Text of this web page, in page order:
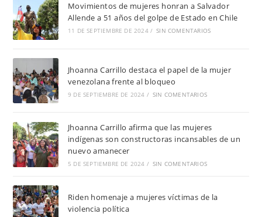
Movimientos de mujeres honran a Salvador
Allende a 51 años del golpe de Estado en Chile
11 DE SEPTIEMBRE DE 2024 / SIN COMENTARIOS
Jhoanna Carrillo destaca el papel de la mujer
venezolana frente al bloqueo
9 DE SEPTIEMBRE DE 2024 / SIN COMENTARIOS
Jhoanna Carrillo afirma que las mujeres
indígenas son constructoras incansables de un
nuevo amanecer
5 DE SEPTIEMBRE DE 2024 / SIN COMENTARIOS
Riden homenaje a mujeres víctimas de la
violencia política